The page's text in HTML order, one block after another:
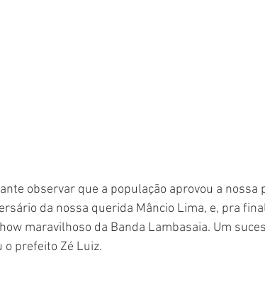
observar que a população aprovou a nossa
da nossa querida Mâncio Lima, e, pra
maravilhoso da Banda Lambasaia. Um
o prefeito Zé Luiz.